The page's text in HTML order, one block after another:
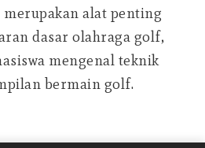
alat penting
dasar olahraga golf,
mengenal teknik
bermain golf.